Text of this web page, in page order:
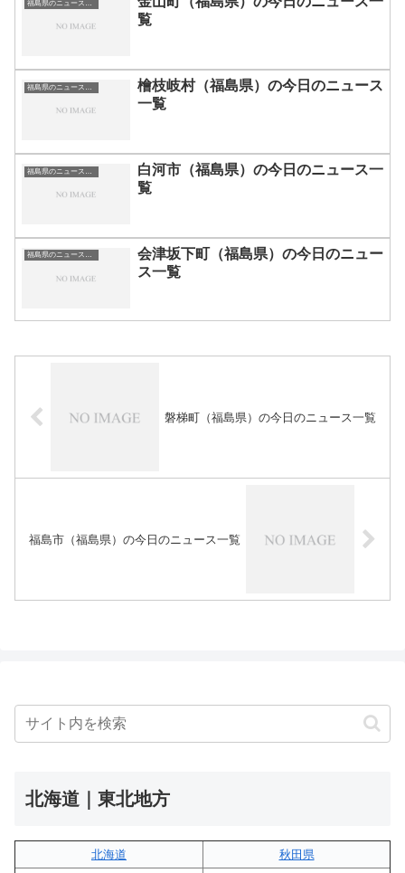
覧
檜枝岐村（福島県）の今日のニュース
一覧
白河市（福島県）の今日のニュース一
覧
福島県のニュース一覧
会津坂下町（福島県）の今日のニュー
ス一覧
磐梯町（福島県）の今日のニュース一覧
福島市（福島県）の今日のニュース一覧
北海道｜東北地方
北海道
秋田県